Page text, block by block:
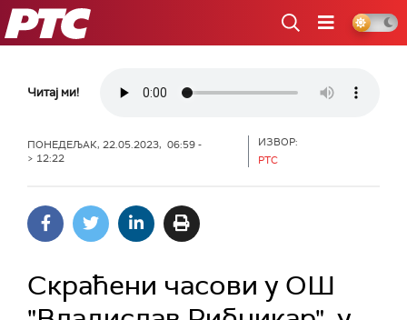
РТС
Читај ми!
ПОНЕДЕЉАК, 22.05.2023, 06:59 -
> 12:22
ИЗВОР:
РТС
Скраћени часови у ОШ